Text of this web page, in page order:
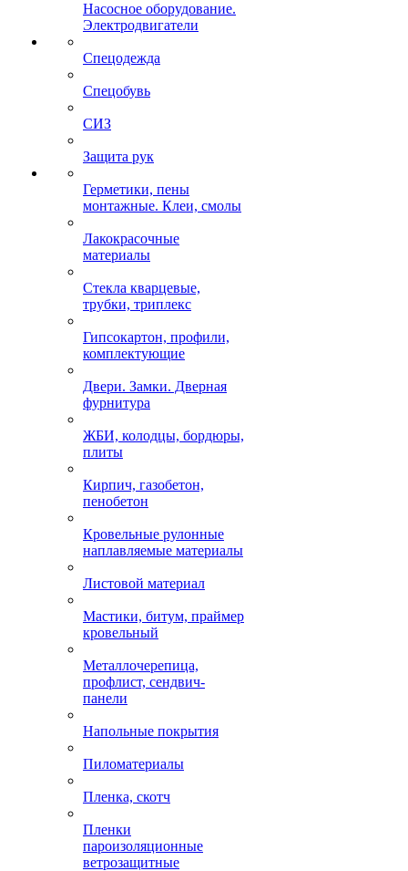
Насосное оборудование.
Электродвигатели
Спецодежда
Спецобувь
СИЗ
Защита рук
Герметики, пены
монтажные. Клеи, смолы
Лакокрасочные
материалы
Стекла кварцевые,
трубки, триплекс
Гипсокартон, профили,
комплектующие
Двери. Замки. Дверная
фурнитура
ЖБИ, колодцы, бордюры,
плиты
Кирпич, газобетон,
пенобетон
Кровельные рулонные
наплавляемые материалы
Листовой материал
Мастики, битум, праймер
кровельный
Металлочерепица,
профлист, сендвич-
панели
Напольные покрытия
Пиломатериалы
Пленка, скотч
Пленки
пароизоляционные
ветрозащитные